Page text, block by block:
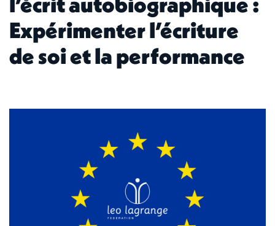
Expérimenter l’écriture
de soi et la performance